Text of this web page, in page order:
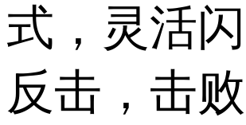
式，灵活
反击，击